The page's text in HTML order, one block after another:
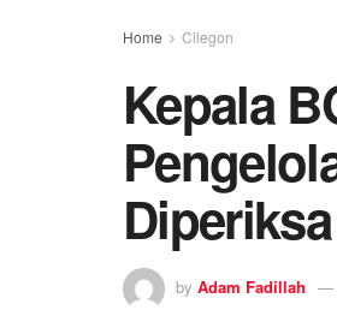
Home Cilegon
Kepala
Diperiksa
by Adam Fadillah